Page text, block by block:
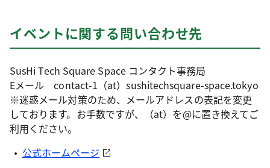
イベントに関する問い合わせ先
SusHi Tech Square Space コンタクト事務局
Eメール contact-1（at）sushitechsquare-space.tokyo
※迷惑メール対策のため、メールアドレスの表記を変更
しております。お手数ですが、（at）を@に置き換えてご
利用ください。
公式ホームページ